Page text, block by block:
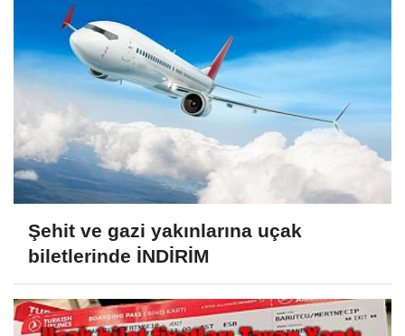
Şehit ve gazi yakınlarına uçak
biletlerinde İNDİRİM